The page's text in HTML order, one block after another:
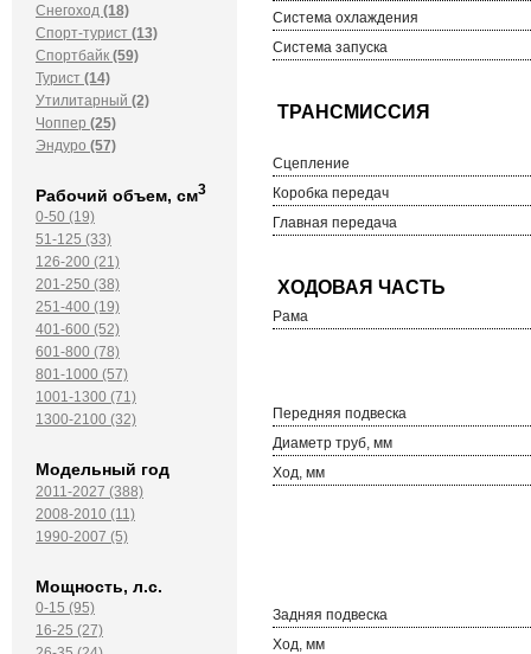
Снегоход (18)
Спорт-турист (13)
Спортбайк (59)
Турист (14)
Утилитарный (2)
Чоппер (25)
Эндуро (57)
Рабочий объем, см3
0-50 (19)
51-125 (33)
126-200 (21)
201-250 (38)
251-400 (19)
401-600 (52)
601-800 (78)
801-1000 (57)
1001-1300 (71)
1300-2100 (32)
Модельный год
2011-2027 (388)
2008-2010 (11)
1990-2007 (5)
Мощность, л.с.
0-15 (95)
16-25 (27)
Система охлаждения
Система запуска
Сцепление
Коробка передач
Главная передача
Рама
Передняя подвеска
Диаметр труб, мм
Ход, мм
Задняя подвеска
Ход, мм